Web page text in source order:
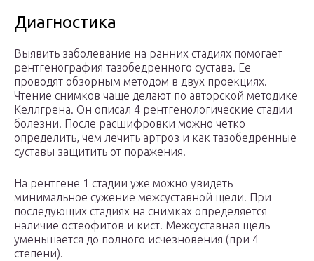
Диагностика
Выявить заболевание на ранних стадиях помогает
рентгенография тазобедренного сустава. Ее
проводят обзорным методом в двух проекциях.
Чтение снимков чаще делают по авторской методике
Келлгрена. Он описал 4 рентгенологические стадии
болезни. После расшифровки можно четко
определить, чем лечить артроз и как тазобедренные
суставы защитить от поражения.
На рентгене 1 стадии уже можно увидеть
минимальное сужение межсуставной щели. При
последующих стадиях на снимках определяется
наличие остеофитов и кист. Межсуставная щель
уменьшается до полного исчезновения (при 4
степени).